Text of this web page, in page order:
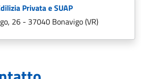
Privata e SUAP
26 - 37040 Bonavigo (VR)